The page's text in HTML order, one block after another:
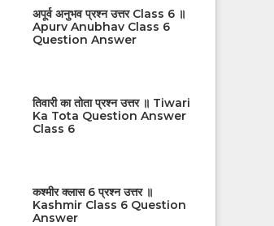
अपूर्व अनुभव प्रश्न उत्तर Class 6 ॥
Apurv Anubhav Class 6
Question Answer
तिवारी का तोता प्रश्न उत्तर ॥ Tiwari
Ka Tota Question Answer
Class 6
कश्मीर क्लास 6 प्रश्न उत्तर ॥
Kashmir Class 6 Question
Answer